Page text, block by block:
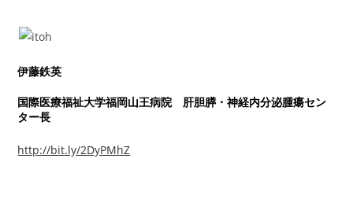
伊藤鉄英
国際医療福祉大学福岡山王病院 肝胆膵・神経内分泌腫瘍セン
ター長
http://bit.ly/2DyPMhZ